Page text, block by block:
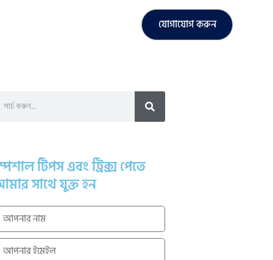
যোগাযোগ করুন
টিপস এবং ট্রিক্স পেতে
সাথে যুক্ত হন